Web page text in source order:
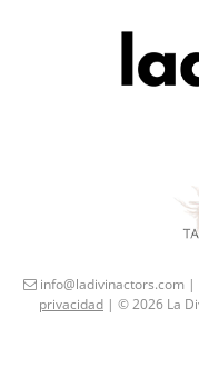
info@ladivinactors.com |
privacidad | © 2026 La